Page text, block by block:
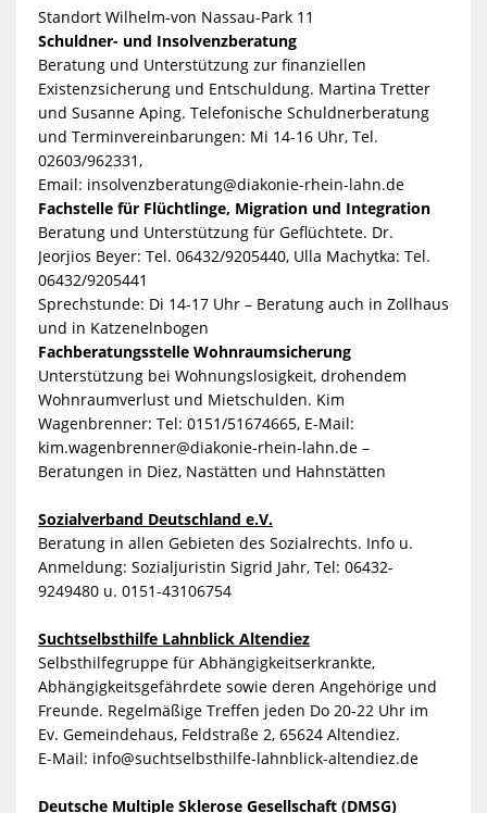
Standort Wilhelm-von Nassau-Park 11
Schuldner- und Insolvenzberatung
Beratung und Unterstützung zur finanziellen
Existenzsicherung und Entschuldung. Martina Tretter
und Susanne Aping. Telefonische Schuldnerberatung
und Terminvereinbarungen: Mi 14-16 Uhr, Tel.
02603/962331,
Email: insolvenzberatung@diakonie-rhein-lahn.de
Fachstelle für Flüchtlinge, Migration und Integration
Beratung und Unterstützung für Geflüchtete. Dr.
Jeorjios Beyer: Tel. 06432/9205440, Ulla Machytka: Tel.
06432/9205441
Sprechstunde: Di 14-17 Uhr – Beratung auch in Zollhaus
und in Katzenelnbogen
Fachberatungsstelle Wohnraumsicherung
Unterstützung bei Wohnungslosigkeit, drohendem
Wohnraumverlust und Mietschulden. Kim
Wagenbrenner: Tel: 0151/51674665, E-Mail:
kim.wagenbrenner@diakonie-rhein-lahn.de –
Beratungen in Diez, Nastätten und Hahnstätten
Sozialverband Deutschland e.V.
Beratung in allen Gebieten des Sozialrechts. Info u.
Anmeldung: Sozialjuristin Sigrid Jahr, Tel: 06432-
9249480 u. 0151-43106754
Suchtselbsthilfe Lahnblick Altendiez
Selbsthilfegruppe für Abhängigkeitserkrankte,
Abhängigkeitsgefährdete sowie deren Angehörige und
Freunde. Regelmäßige Treffen jeden Do 20-22 Uhr im
Ev. Gemeindehaus, Feldstraße 2, 65624 Altendiez.
E-Mail: info@suchtselbsthilfe-lahnblick-altendiez.de
Deutsche Multiple Sklerose Gesellschaft (DMSG)